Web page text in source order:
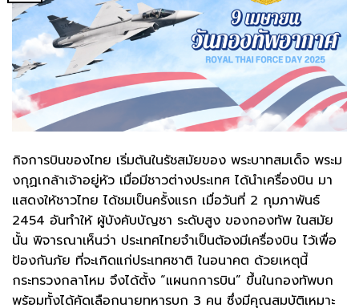
กิจการบินของไทย เริ่มต้นในรัชสมัยของ พระบาทสมเด็จ พระม
งกุฏเกล้าเจ้าอยู่หัว เมื่อมีชาวต่างประเทศ ได้นำเครื่องบิน มา
แสดงให้ชาวไทย ได้ชมเป็นครั้งแรก เมื่อวันที่ 2 กุมภาพันธ์
2454 อันทำให้ ผู้บังคับบัญชา ระดับสูง ของกองทัพ ในสมัย
นั้น พิจารณาเห็นว่า ประเทศไทยจำเป็นต้องมีเครื่องบิน ไว้เพื่อ
ป้องกันภัย ที่จะเกิดแก่ประเทศชาติ ในอนาคต ด้วยเหตุนี้
กระทรวงกลาโหม จึงได้ตั้ง “แผนกการบิน” ขึ้นในกองทัพบก
พร้อมทั้งได้คัดเลือกนายทหารบก 3 คน ซึ่งมีคุณสมบัติเหมาะ